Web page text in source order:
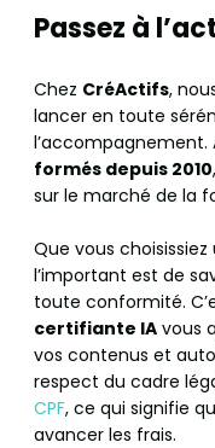
Passez à
Chez CréActifs,
lancer en toute
l’accompagnement.
formés depuis 2010
sur le marché de la
Que vous
l’important est de
toute conformité.
certifiante IA vous
vos contenus et
respect du cadre
CPF, ce qui signifie
avancer les frais.